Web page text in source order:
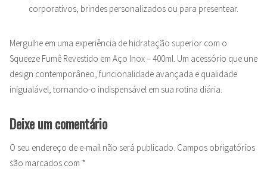
corporativos, brindes personalizados ou para presentear.
Mergulhe em uma experiência de hidratação superior com o
Squeeze Fumê Revestido em Aço Inox – 400ml. Um acessório que une
design contemporâneo, funcionalidade avançada e qualidade
inigualável, tornando-o indispensável em sua rotina diária.
Deixe um comentário
O seu endereço de e-mail não será publicado. Campos obrigatórios
são marcados com *